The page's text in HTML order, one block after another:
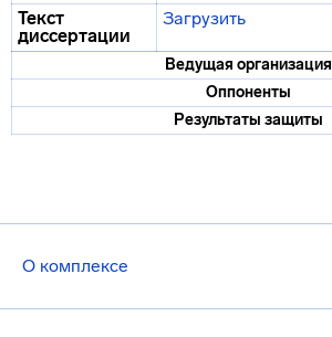
О комплексе
Текст
диссертации
Загрузить
Ведущая организация
Оппоненты
Результаты защиты